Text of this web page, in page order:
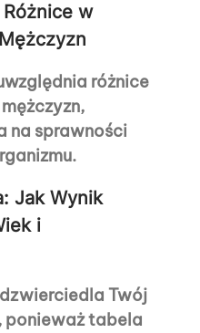
w
różnice
na sprawności
Jak Wynik
i
Twój
ponieważ tabela